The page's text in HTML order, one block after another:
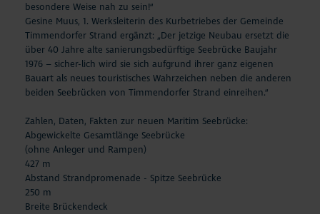
besondere Weise nah zu sein!“
Gesine Muus, 1. Werksleiterin des Kurbetriebes der Gemeinde
Timmendorfer Strand ergänzt: „Der jetzige Neubau ersetzt die
über 40 Jahre alte sanierungsbedürftige Seebrücke Baujahr
1976 – sicher-lich wird sie sich aufgrund ihrer ganz eigenen
Bauart als neues touristisches Wahrzeichen neben die anderen
beiden Seebrücken von Timmendorfer Strand einreihen.“
Zahlen, Daten, Fakten zur neuen Maritim Seebrücke:
Abgewickelte Gesamtlänge Seebrücke
(ohne Anleger und Rampen)
427 m
Abstand Strandpromenade - Spitze Seebrücke
250 m
Breite Brückendeck